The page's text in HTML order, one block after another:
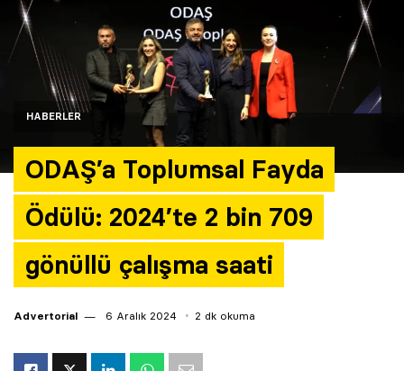
HABERLER
ODAŞ’a Toplumsal Fayda
Ödülü: 2024’te 2 bin 709
gönüllü çalışma saati
Advertorial 6 Aralık 2024 2 dk okuma